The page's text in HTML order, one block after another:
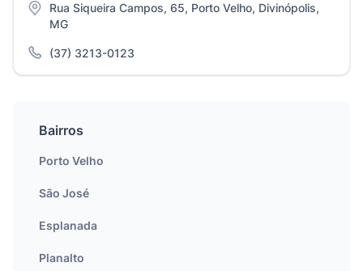
Rua Siqueira Campos, 65, Porto Velho, Divinópolis,
MG
(37) 3213-0123
Bairros
Porto Velho
São José
Esplanada
Planalto